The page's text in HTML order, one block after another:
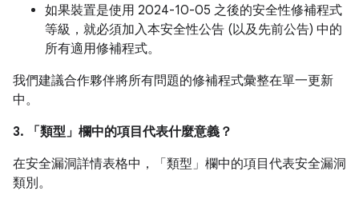
如果裝置是使用 2024-10-05 之後的安全性修補程式
等級，就必須加入本安全性公告 (以及先前公告) 中的
所有適用修補程式。
我們建議合作夥伴將所有問題的修補程式彙整在單一更新
中。
3. 「類型」 欄中的項目代表什麼意義？
在安全漏洞詳情表格中，「類型」 欄中的項目代表安全漏洞
類別。